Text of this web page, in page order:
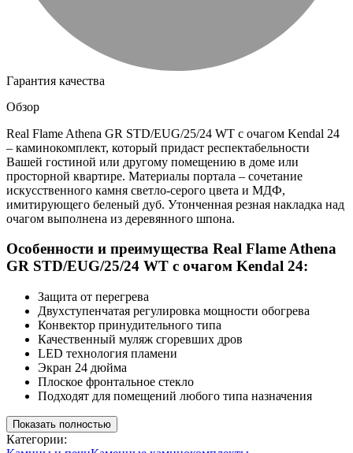
Гарантия качества
Обзор
Real Flame Athena GR STD/EUG/25/24 WT с очагом Kendal 24
– каминокомплект, который придаст респектабельности
Вашей гостиной или другому помещению в доме или
просторной квартире. Материалы портала – сочетание
искусственного камня светло-серого цвета и МДФ,
имитирующего беленый дуб. Утонченная резная накладка над
очагом выполнена из деревянного шпона.
Особенности и преимущества Real Flame Athena
GR STD/EUG/25/24 WT с очагом Kendal 24:
Защита от перегрева
Двухступенчатая регулировка мощности обогрева
Конвектор принудительного типа
Качественный муляж сгоревших дров
LED технология пламени
Экран 24 дюйма
Плоское фронтальное стекло
Подходят для помещений любого типа назначения
Показать полностью
Категории: